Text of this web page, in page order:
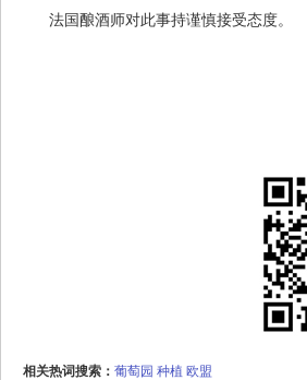
法国酿酒师对此事持谨慎接受态度。
相关热词搜索： 葡萄园 种植 欧盟